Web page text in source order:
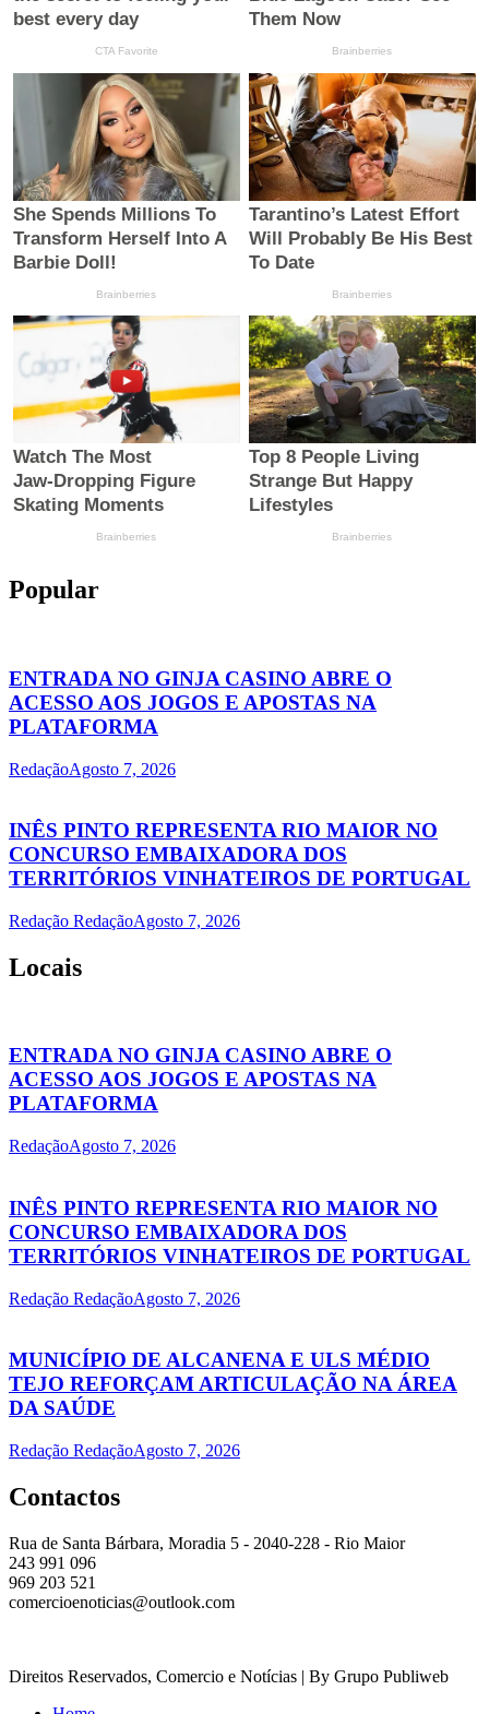
Popular
ENTRADA NO GINJA CASINO ABRE O
ACESSO AOS JOGOS E APOSTAS NA
PLATAFORMA
RedaçãoAgosto 7, 2026
INÊS PINTO REPRESENTA RIO MAIOR NO
CONCURSO EMBAIXADORA DOS
TERRITÓRIOS VINHATEIROS DE PORTUGAL
Redação RedaçãoAgosto 7, 2026
Locais
ENTRADA NO GINJA CASINO ABRE O
ACESSO AOS JOGOS E APOSTAS NA
PLATAFORMA
RedaçãoAgosto 7, 2026
INÊS PINTO REPRESENTA RIO MAIOR NO
CONCURSO EMBAIXADORA DOS
TERRITÓRIOS VINHATEIROS DE PORTUGAL
Redação RedaçãoAgosto 7, 2026
MUNICÍPIO DE ALCANENA E ULS MÉDIO
TEJO REFORÇAM ARTICULAÇÃO NA ÁREA
DA SAÚDE
Redação RedaçãoAgosto 7, 2026
Contactos
Rua de Santa Bárbara, Moradia 5 - 2040-228 - Rio Maior
243 991 096
969 203 521
comercioenoticias@outlook.com
Direitos Reservados, Comercio e Notícias | By Grupo Publiweb